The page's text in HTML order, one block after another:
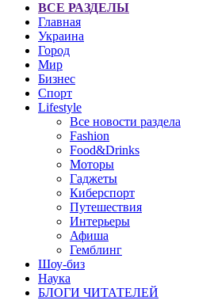
ВСЕ РАЗДЕЛЫ
Главная
Украина
Город
Мир
Бизнес
Спорт
Lifestyle
Все новости раздела
Fashion
Food&Drinks
Моторы
Гаджеты
Киберспорт
Путешествия
Интерьеры
Афиша
Гемблинг
Шоу-биз
Наука
БЛОГИ ЧИТАТЕЛЕЙ